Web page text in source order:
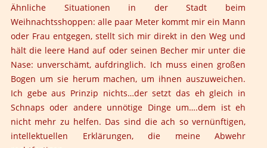
Ähnliche Situationen in der Stadt beim
Weihnachtsshoppen: alle paar Meter kommt mir ein Mann
oder Frau entgegen, stellt sich mir direkt in den Weg und
hält die leere Hand auf oder seinen Becher mir unter die
Nase: unverschämt, aufdringlich. Ich muss einen großen
Bogen um sie herum machen, um ihnen auszuweichen.
Ich gebe aus Prinzip nichts…der setzt das eh gleich in
Schnaps oder andere unnötige Dinge um….dem ist eh
nicht mehr zu helfen. Das sind die ach so vernünftigen,
intellektuellen Erklärungen, die meine Abwehr